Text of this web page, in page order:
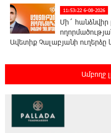
11:53:22 6-08-2026
Մի´
Ավետիք Չալաբյանի ուղերձը
«Չեմ
Հայաստանը
Ամբողջ